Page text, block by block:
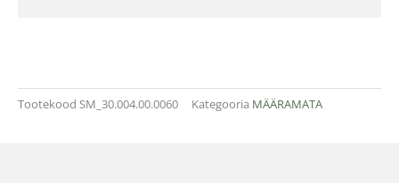
Tootekood SM_30.004.00.0060 Kategooria MÄÄRAMATA